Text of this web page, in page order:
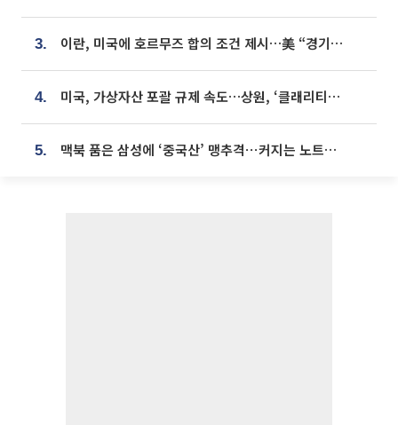
3. 이란, 미국에 호르무즈 합의 조건 제시…美 “경기 아직 안 끝나” [종합]
4. 미국, 가상자산 포괄 규제 속도…상원, ‘클래리티법’ 9월 절차투표 추진
5. 맥북 품은 삼성에 ‘중국산’ 맹추격⋯커지는 노트북 OLED 시장